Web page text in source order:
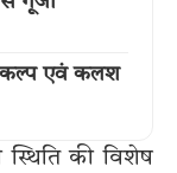
एवं कलश
स्थिति की विशेष